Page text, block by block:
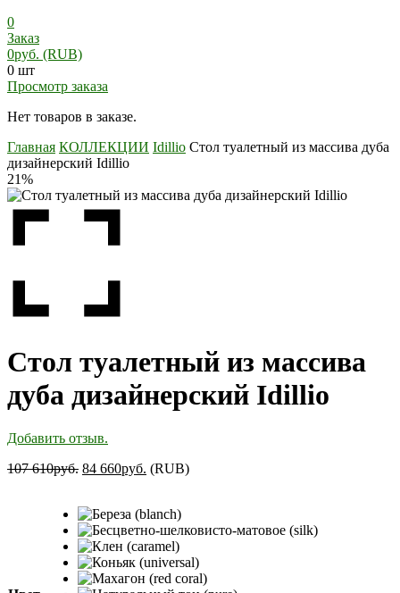
0
Заказ
0руб. (RUB)
0 шт
Просмотр заказа
Нет товаров в заказе.
Главная КОЛЛЕКЦИИ Idillio Стол туалетный из массива дуба
дизайнерский Idillio
21%
Стол туалетный из массива
дуба дизайнерский Idillio
Добавить отзыв.
107 610руб. 84 660руб. (RUB)